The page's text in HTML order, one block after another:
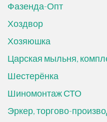
Фазенда-Опт
Хоздвор
Хозяюшка
Царская мыльня,
Шестерёнка
Шиномонтаж СТО
Эркер, торгово-